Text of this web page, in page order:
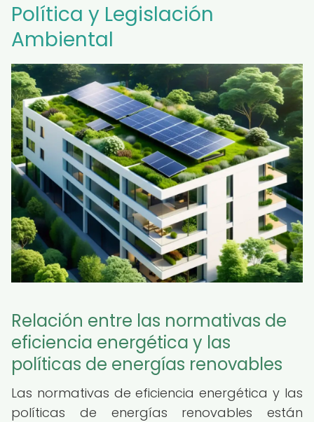
Política y Legislación
Ambiental
Relación entre las normativas de
eficiencia energética y las
políticas de energías renovables
Las normativas de eficiencia energética y las
políticas de energías renovables están